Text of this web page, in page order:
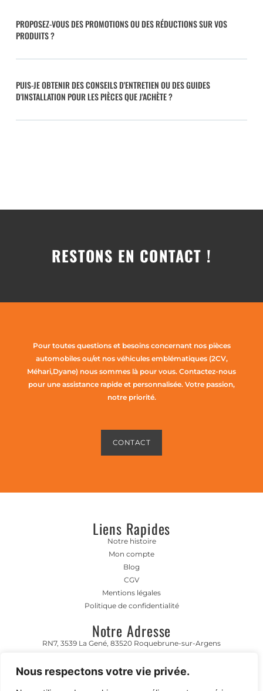
Nous respectons votre vie privée.
PROPOSEZ-VOUS DES PROMOTIONS OU DES RÉDUCTIONS SUR VOS
PRODUITS ?
PUIS-JE OBTENIR DES CONSEILS D'ENTRETIEN OU DES GUIDES
D'INSTALLATION POUR LES PIÈCES QUE J'ACHÈTE ?
RESTONS EN CONTACT !
Pour toutes questions et besoins concernant nos pièces
automobiles ou/et nos véhicules emblématiques (2CV,
Méhari,Dyane) nous sommes là pour vous. Contactez-nous
pour une assistance rapide et personnalisée. Votre passion,
notre priorité.
CONTACT
Liens Rapides
Notre histoire
Mon compte
Blog
CGV
Mentions légales
Politique de confidentialité
Notre Adresse
RN7, 3539 La Gené, 83520 Roquebrune-sur-Argens
Horaire D'ouverture